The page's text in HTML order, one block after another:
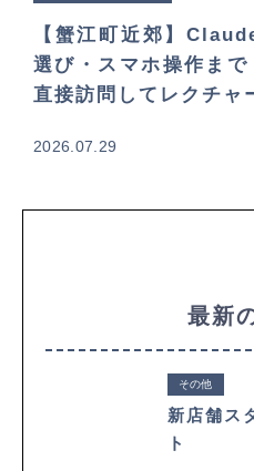
【蟹江町近郊】
選び・スマホ操作ま
直接訪問してレクチャ
2026.07.29
最新
その他
新店舗ス
ト